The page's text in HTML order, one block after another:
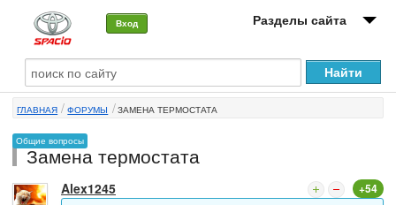
Вход Разделы сайта
О машине
Автоклуб
Форумы
Сервисы и услуги
ГЛАВНАЯ ФОРУМЫ ЗАМЕНА ТЕРМОСТАТА
Общие вопросы
Замена термостата
Alex1245 +54